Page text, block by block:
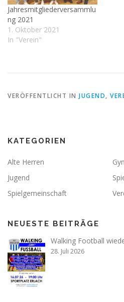
Jahresmitgliederversammlu
ng 2021
1. Oktober 2021
In "Verein"
VERÖFFENTLICHT IN JUGEND,
KATEGORIEN
Alte Herren
Jugend
Spielgemeinschaft
NEUESTE BEITRÄGE
Walking Football
28. Juli 2026